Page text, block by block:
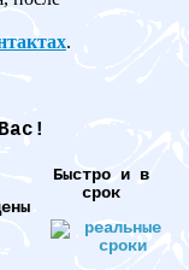
.
Быстро и в
срок